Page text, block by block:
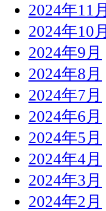
2024年11月
2024年10月
2024年9月
2024年8月
2024年7月
2024年6月
2024年5月
2024年4月
2024年3月
2024年2月